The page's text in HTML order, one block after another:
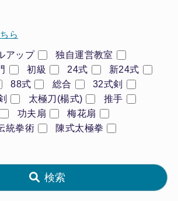
ら
アップ
独自運営教室
初級 24式
新24式
88式 総合
32式剣
太極刀(楊式)
推手
功夫扇
梅花扇
統拳術
陳式太極拳
検索